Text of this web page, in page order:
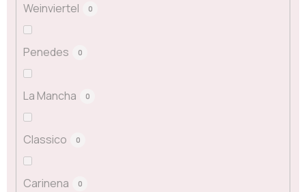
Weinviertel 0
Penedes 0
La Mancha 0
Classico 0
Carinena 0